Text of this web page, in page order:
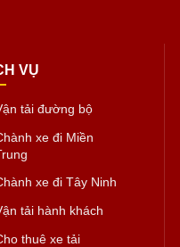
VỤ
tải đường bộ
xe đi Miền
xe đi Tây Ninh
tải hành khách
thuê xe tải